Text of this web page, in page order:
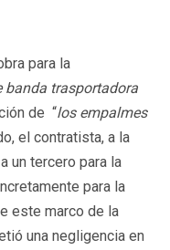
para la
banda trasportadora
de “los empalmes
el contratista, a la
un tercero para la
para la
este marco de la
una negligencia en